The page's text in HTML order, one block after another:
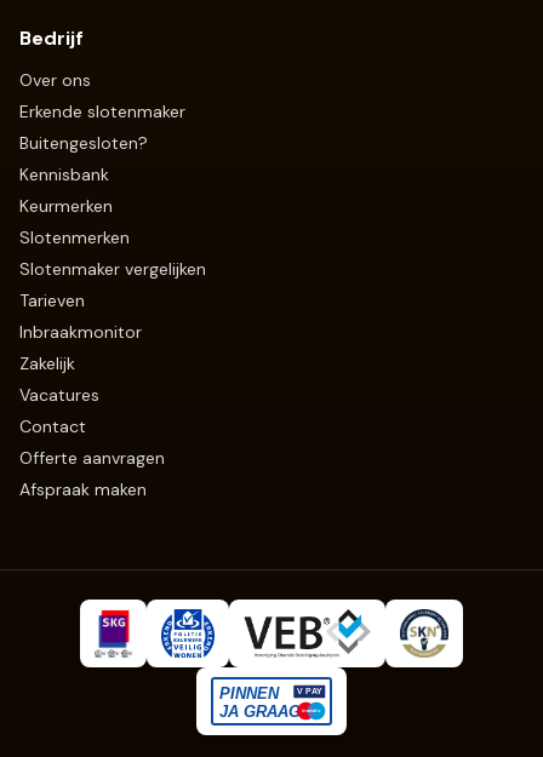
Bedrijf
Over ons
Erkende slotenmaker
Buitengesloten?
Kennisbank
Keurmerken
Slotenmerken
Slotenmaker vergelijken
Tarieven
Inbraakmonitor
Zakelijk
Vacatures
Contact
Offerte aanvragen
Afspraak maken